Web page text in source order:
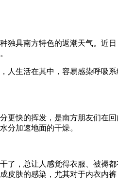
独具南方特色的返潮天气。近
人生活在其中，容易感染呼吸
更快的挥发，是南方朋友们在
分加速地面的干燥。
了，总让人感觉得衣服、被褥
皮肤的感染，尤其对于内衣内裤